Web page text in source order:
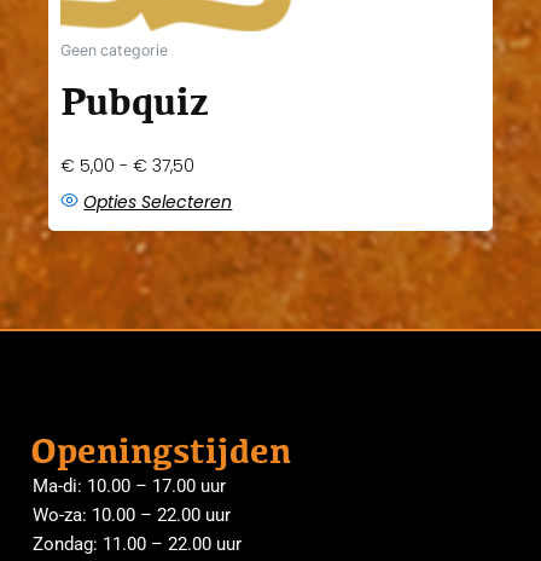
Geen categorie
Pubquiz
€ 5,00 - € 37,50
Opties Selecteren
Openingstijden
Ma-di: 10.00 – 17.00 uur
Wo-za: 10.00 – 22.00 uur
Zondag: 11.00 – 22.00 uur